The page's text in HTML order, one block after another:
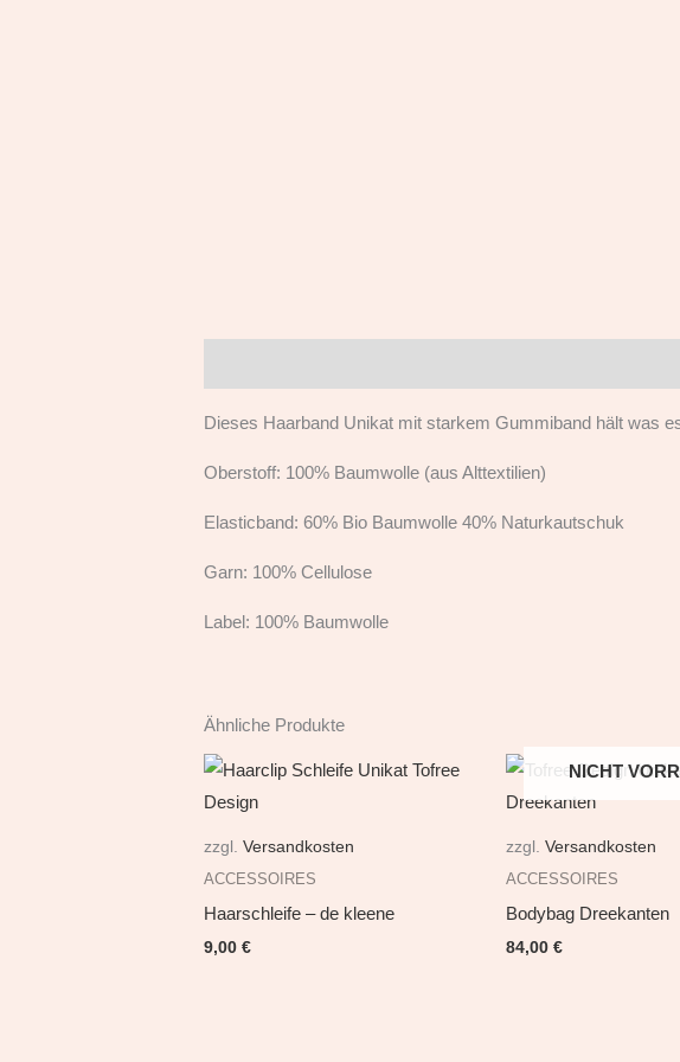
Dieses Haarband Unikat mit starkem Gummiband hält was
Oberstoff: 100% Baumwolle (aus Alttextilien)
Elasticband: 60% Bio Baumwolle 40% Naturkautschuk
Garn: 100% Cellulose
Label: 100% Baumwolle
Ähnliche Produkte
zzgl.Versandkosten
ACCESSOIRES
Haarschleife – de kleene
9,00€
NICHT
zzgl.Versandkosten
ACCESSOIRES
Bodybag Dreekanten
84,00€